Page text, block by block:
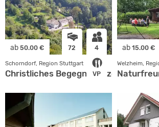
ab 50.00 € 72 4
VP
Schorndorf, Region Stuttgart
Christliches Begegnungszentrum
ab 15.00 €
Welzheim,